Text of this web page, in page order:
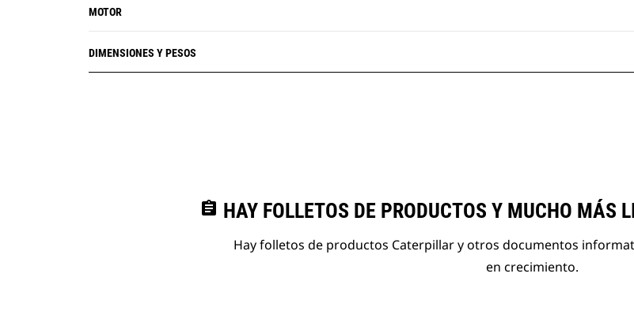
MOTOR
DIMENSIONES Y PESOS
assignment HAY FOLLETOS DE PRODUCTOS Y MUCHO MÁS
Hay folletos de productos Caterpillar y otros documentos
en crecimiento.